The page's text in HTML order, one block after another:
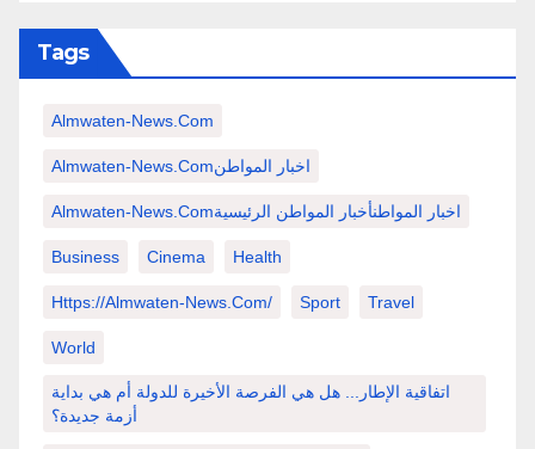
Tags
Almwaten-News.com
Almwaten-News.comاخبار المواطن
Almwaten-News.comاخبار المواطنأخبار المواطن الرئيسية
Business Cinema Health
Https://almwaten-News.com/ Sport Travel
World
اتفاقية الإطار... هل هي الفرصة الأخيرة للدولة أم هي بداية
أزمة جديدة؟